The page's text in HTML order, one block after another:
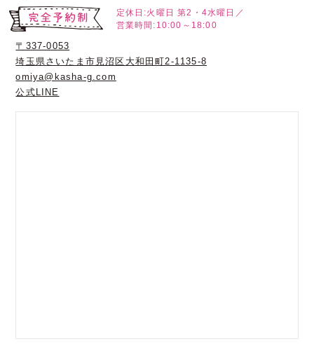
定休日:火曜日 第2・4水曜日／
営業時間:10:00～18:00
〒337-0053
埼玉県さいたま市見沼区大和田町2-1135-8
omiya@kasha-g.com
公式LINE